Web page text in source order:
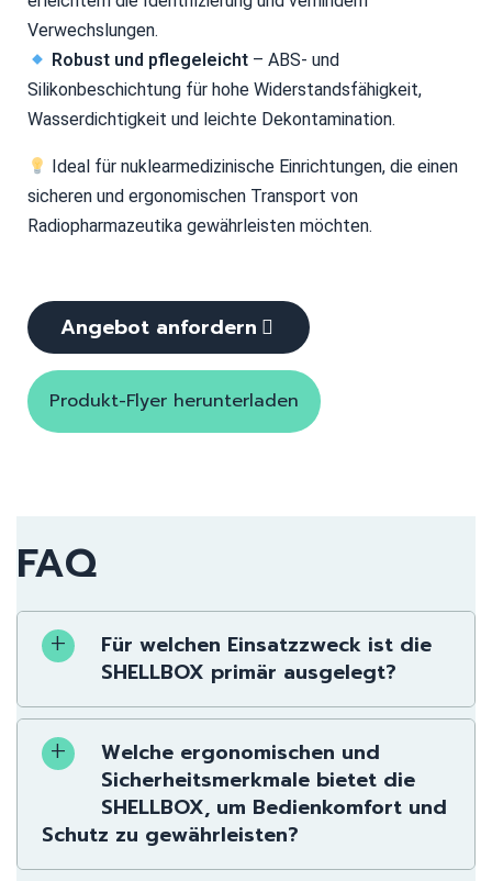
Verwechslungen.
Robust und pflegeleicht – ABS- und
Silikonbeschichtung für hohe Widerstandsfähigkeit,
Wasserdichtigkeit und leichte Dekontamination.
Ideal für nuklearmedizinische Einrichtungen, die einen
sicheren und ergonomischen Transport von
Radiopharmazeutika gewährleisten möchten.
Angebot anfordern
Produkt-Flyer herunterladen
FAQ
Für welchen Einsatzzweck ist die
SHELLBOX primär ausgelegt?
Welche ergonomischen und
Sicherheitsmerkmale bietet die
SHELLBOX, um Bedienkomfort und
Schutz zu gewährleisten?